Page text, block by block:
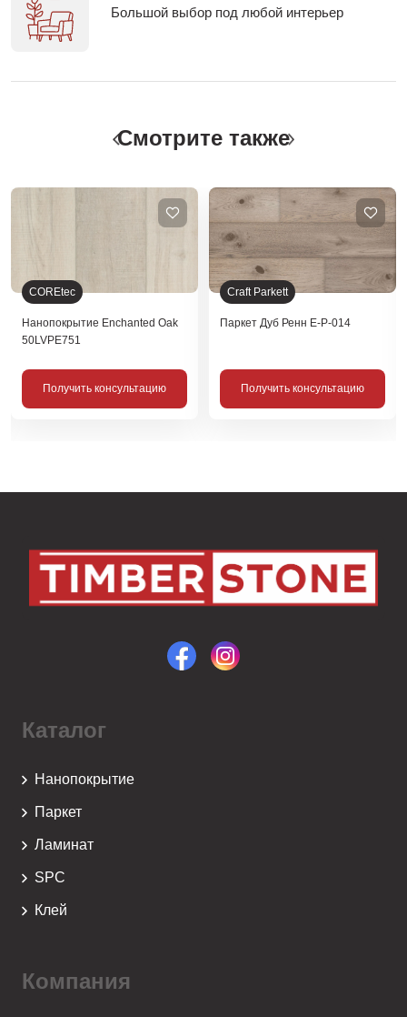
Большой выбор под любой интерьер
Смотрите также
COREtec
Нанопокрытие Enchanted Oak
50LVPE751
Получить консультацию
Craft Parkett
Паркет Дуб Ренн Е-Р-014
Получить консультацию
Каталог
Нанопокрытие
Паркет
Ламинат
SPC
Клей
Компания